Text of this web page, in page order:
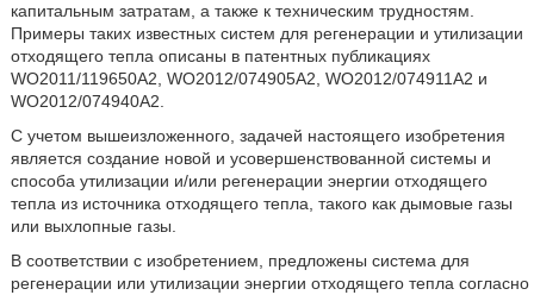
капитальным затратам, а также к техническим трудностям.
Примеры таких известных систем для регенерации и утилизации
отходящего тепла описаны в патентных публикациях
WO2011/119650A2, WO2012/074905A2, WO2012/074911A2 и
WO2012/074940A2.
С учетом вышеизложенного, задачей настоящего изобретения
является создание новой и усовершенствованной системы и
способа утилизации и/или регенерации энергии отходящего
тепла из источника отходящего тепла, такого как дымовые газы
или выхлопные газы.
В соответствии с изобретением, предложены система для
регенерации или утилизации энергии отходящего тепла согласно